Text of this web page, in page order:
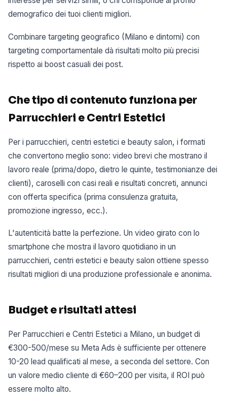
demografico dei tuoi clienti migliori.
Combinare targeting geografico (Milano e dintorni) con
targeting comportamentale dà risultati molto più precisi
rispetto ai boost casuali dei post.
Che tipo di contenuto funziona per
Parrucchieri e Centri Estetici
Per i parrucchieri, centri estetici e beauty salon, i formati
che convertono meglio sono: video brevi che mostrano il
lavoro reale (prima/dopo, dietro le quinte, testimonianze dei
clienti), caroselli con casi reali e risultati concreti, annunci
con offerta specifica (prima consulenza gratuita,
promozione ingresso, ecc.).
L'autenticità batte la perfezione. Un video girato con lo
smartphone che mostra il lavoro quotidiano in un
parrucchieri, centri estetici e beauty salon ottiene spesso
risultati migliori di una produzione professionale e anonima.
Budget e risultati attesi
Per Parrucchieri e Centri Estetici a Milano, un budget di
€300-500/mese su Meta Ads è sufficiente per ottenere
10-20 lead qualificati al mese, a seconda del settore. Con
un valore medio cliente di €60–200 per visita, il ROI può
essere molto alto.